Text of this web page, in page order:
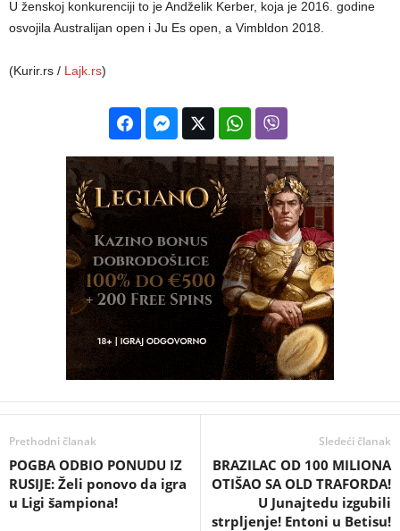
U ženskoj konkurenciji to je Andželik Kerber, koja je 2016. godine
osvojila Australijan open i Ju Es open, a Vimbldon 2018.
(Kurir.rs / Lajk.rs)
Prethodni članak
POGBA ODBIO PONUDU IZ
RUSIJE: Želi ponovo da igra
u Ligi šampiona!
Sledeći članak
BRAZILAC OD 100 MILIONA
OTIŠAO SA OLD TRAFORDA!
U Junajtedu izgubili
strpljenje! Entoni u Betisu!